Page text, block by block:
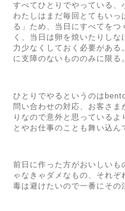
すべてひとりでやっている、
わたしはまだ毎回とてもいっ
る」ため、 当日にすべてをつ
く 、当日は卵を焼いたりしな
力少なくしておく必要がある。
に支障のないもののみに限る。
ひとりでやるというのは
問い合わせの対応、 お客さま
りなので意外と思っているよ
とやお仕事のことも舞い込ん
前日に作った方がおいしいも
ゃなきゃダメなもの、それぞ
毒は避けたいので一番にその